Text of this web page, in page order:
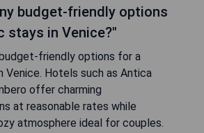
budget-friendly options
stays in Venice?"
friendly options for a
Venice. Hotels such as Antica
offer charming
at reasonable rates while
atmosphere ideal for couples.